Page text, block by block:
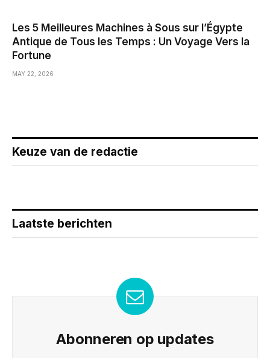
Les 5 Meilleures Machines à Sous sur l’Égypte
Antique de Tous les Temps : Un Voyage Vers la
Fortune
MAY 22, 2026
Keuze van de redactie
Laatste berichten
Abonneren op updates